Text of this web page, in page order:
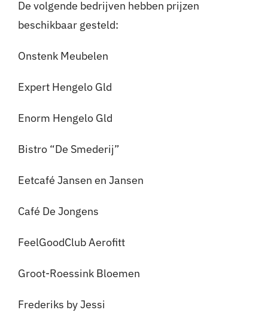
De volgende bedrijven hebben prijzen
beschikbaar gesteld:
Onstenk Meubelen
Expert Hengelo Gld
Enorm Hengelo Gld
Bistro “De Smederij”
Eetcafé Jansen en Jansen
Café De Jongens
FeelGoodClub Aerofitt
Groot-Roessink Bloemen
Frederiks by Jessi